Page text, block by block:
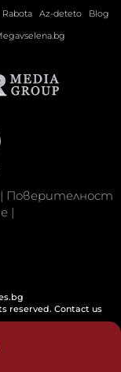
Rabota Az-deteto
Blog
| Поверителност
|
reserved. Contact us